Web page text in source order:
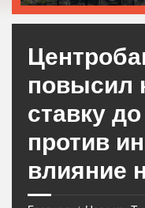
повысил
ставку
против
влияние